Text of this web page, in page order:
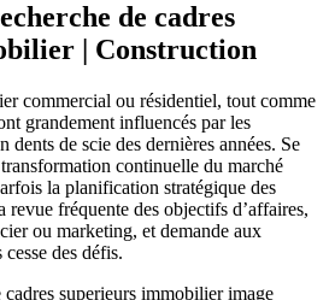
de cadres
| Construction
commercial ou résidentiel, tout comme
grandement influencés par les
dents de scie des dernières années. Se
continuelle du marché
la planification stratégique des
revue fréquente des objectifs d’affaires,
ou marketing, et demande aux
des défis.